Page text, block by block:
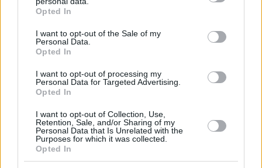
grant or deny consent to Google and its third-party tags to
use your data for below specified purposes in below Google
consent section.
Opted In
I want to opt-out of the Sale of my
Personal Data.
Opted In
I want to opt-out of processing my
Personal Data for Targeted Advertising.
Opted In
I want to opt-out of Collection, Use,
Retention, Sale, and/or Sharing of my
Personal Data that Is Unrelated with the
Purposes for which it was collected.
Opted In
Τα φρούτα που επιλέγουν 4 ενδοκρινολόγοι για
καλύτερο έλεγχο του σακχάρου – Το ένα μειώνει
το λίπος στην κοιλιά
07.08.2026, 08:32